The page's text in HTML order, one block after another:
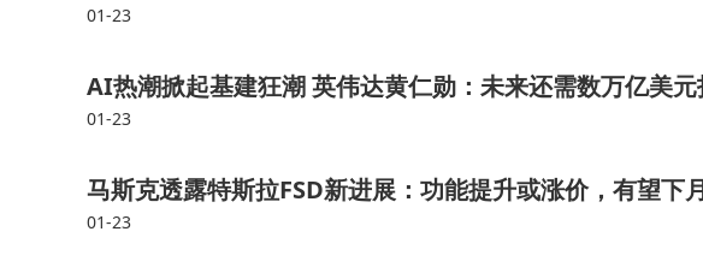
01-23
AI热潮掀起基建狂潮 英伟达黄仁勋：未来还需数万亿美元
01-23
马斯克透露特斯拉FSD新进展：功能提升或涨价，有望下
01-23